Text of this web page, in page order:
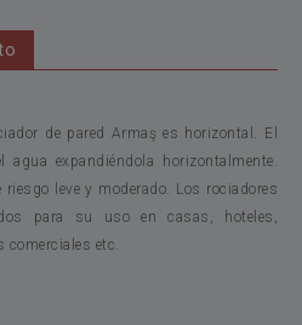
de pared Armaş es horizontal. El
expandiéndola horizontalmente.
leve y moderado. Los rociadores
para su uso en casas, hoteles,
comerciales etc.